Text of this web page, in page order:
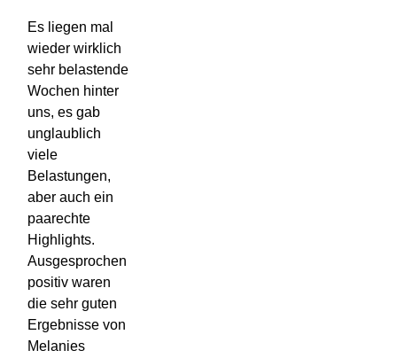
Es liegen mal
wieder wirklich
sehr belastende
Wochen hinter
uns, es gab
unglaublich
viele
Belastungen,
aber auch ein
paarechte
Highlights.
Ausgesprochen
positiv waren
die sehr guten
Ergebnisse von
Melanies